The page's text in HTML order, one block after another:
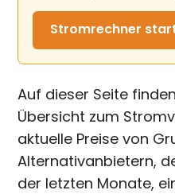
Stromrechner
Auf dieser Seite
Übersicht zum
aktuelle Preise von
Alternativanbietern,
der letzten Monate,